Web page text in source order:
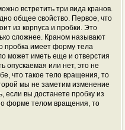
встретить три вида кранов.
общее свойство. Первое, что
из корпуса и пробки. Это
сложнее. Краном называют
пробка имеет форму тела
может иметь еще и отверстия
опускаемая или нет, это не
что такое тело вращения, то
мы не заметим изменение
если вы достанете пробку из
форме телом вращения, то